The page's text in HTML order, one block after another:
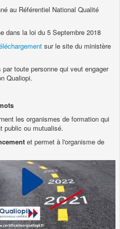
au Référentiel National Qualité
dans la loi du 5 Septembre 2018
sur le site du ministère
toute personne qui veut engager
Qualiopi.
les organismes de formation qui
public ou mutualisé.
et permet à l'organisme de